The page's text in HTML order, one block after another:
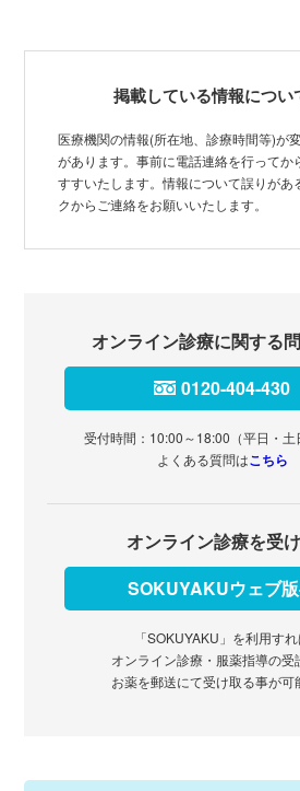
掲載している情報につい
医療機関の情報(所在地、診療時間等)が
があります。事前に電話連絡を行ってか
すすいたします。情報について誤りがあ
クからご連絡をお願いいたします。
オンライン診療に関する
0120-404-430
受付時間：10:00～18:00（平日・土
よくある質問はこちら
オンライン診療を受
SOKUYAKUウェブ
「SOKUYAKU」を利用す
オンライン診療・服薬指導の受
お薬を郵送にて受け取る事が可